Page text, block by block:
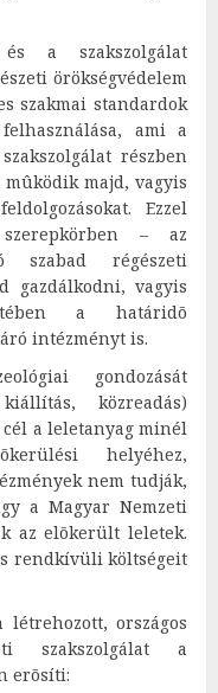
a szakszolgálat
örökségvédelem
szakmai standardok
ami a
részben
majd, vagyis
Ezzel
– az
szabad régészeti
gazdálkodni, vagyis
a határidõ
intézményt is.
gondozását
közreadás)
a leletanyag minél
helyéhez,
nem tudják,
a Magyar Nemzeti
az elõkerült leletek.
rendkívüli költségeit
országos
szakszolgálat a
erõsíti: